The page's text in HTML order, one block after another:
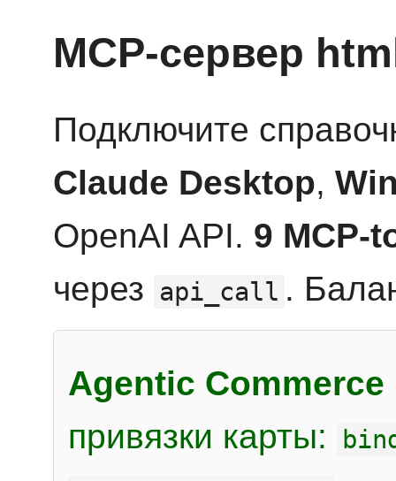
MCP-сервер
Подключите
Claude Desktop,
OpenAI API. 9 MCP-
через api_call .
Agentic Commerce
привязки карты: